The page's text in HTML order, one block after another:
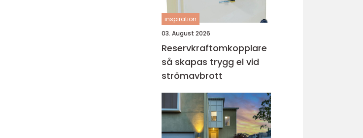
inspiration
03. August 2026
Reservkraftomkopplare
så skapas trygg el vid
strömavbrott